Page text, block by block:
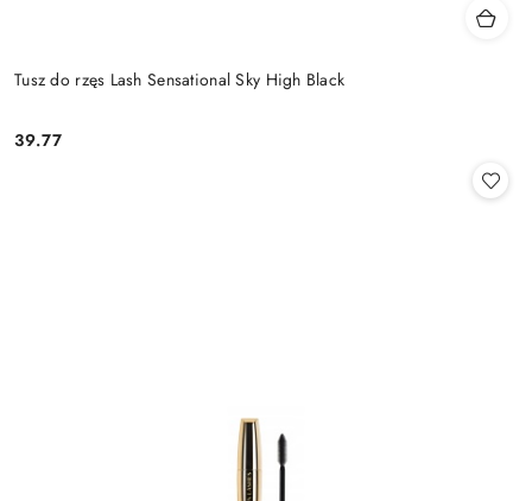
Tusz do rzęs Lash Sensational Sky High Black
Cena:
39.77